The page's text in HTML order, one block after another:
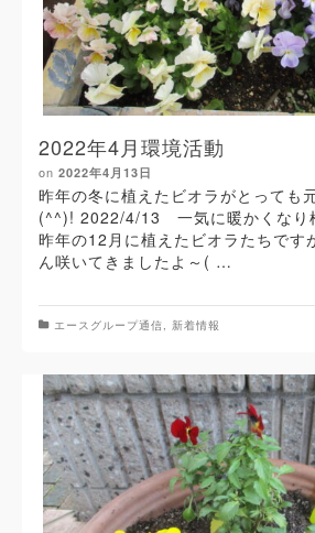
2022年4月環境活動
on 2022年4月13日
昨年の冬に植えたビオラがとっても
(^^)! 2022/4/13 一気に暖かくなり
昨年の12月に植えたビオラたちです
ん咲いてきましたよ～( …
エースグループ通信, 新着情報